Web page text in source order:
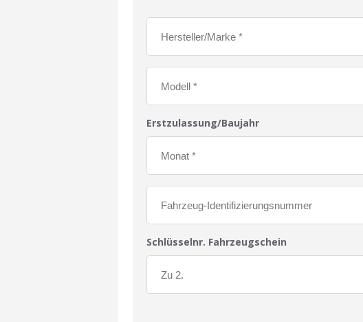
Erstzulassung/Baujahr
Schlüsselnr. Fahrzeugschein